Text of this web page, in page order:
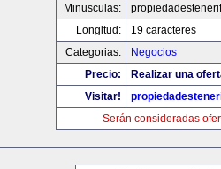
Minusculas:
Longitud:
19 caracteres
Categorias:
Negocios
Precio:
Realizar una
Visitar!
Serán consideradas